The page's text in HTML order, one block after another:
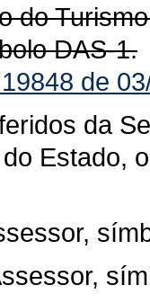
do
DAS-1.
de
da
Estado,